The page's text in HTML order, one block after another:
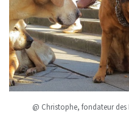
@ Christophe, fondateur